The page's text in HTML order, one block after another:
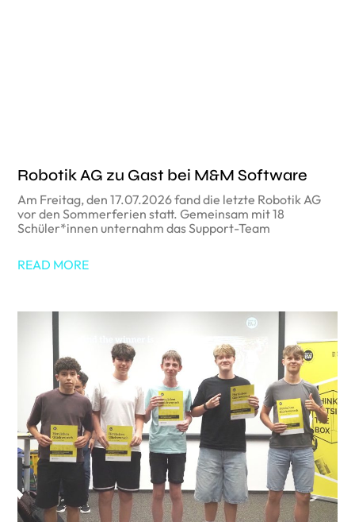
Robotik AG zu Gast bei M&M Software
Am Freitag, den 17.07.2026 fand die letzte Robotik AG
vor den Sommerferien statt. Gemeinsam mit 18
Schüler*innen unternahm das Support-Team
READ MORE